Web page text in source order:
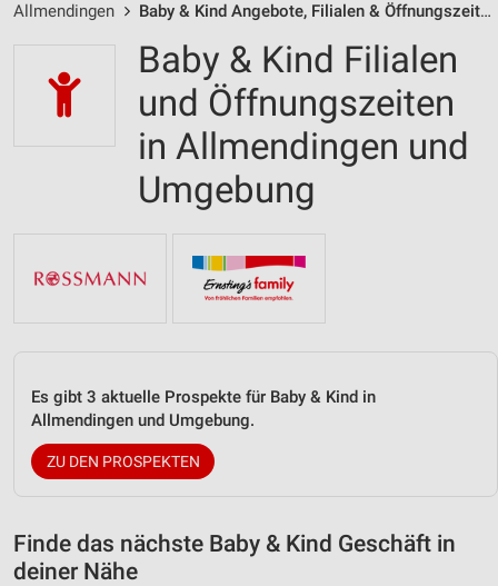
Allmendingen Baby & Kind Angebote, Filialen & Öffnungszeiten
Baby & Kind Filialen
und Öffnungszeiten
in Allmendingen und
Umgebung
Es gibt 3 aktuelle Prospekte für Baby & Kind in
Allmendingen und Umgebung.
ZU DEN PROSPEKTEN
Finde das nächste Baby & Kind Geschäft in
deiner Nähe